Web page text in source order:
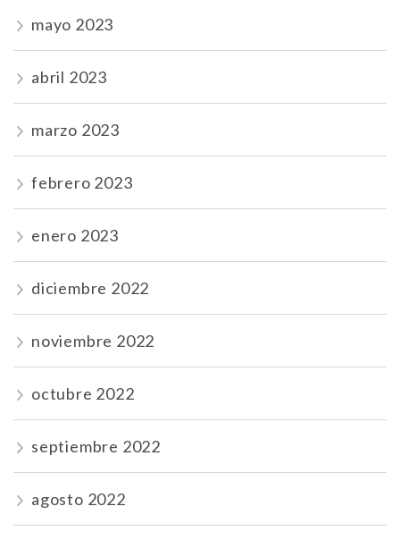
mayo 2023
abril 2023
marzo 2023
febrero 2023
enero 2023
diciembre 2022
noviembre 2022
octubre 2022
septiembre 2022
agosto 2022